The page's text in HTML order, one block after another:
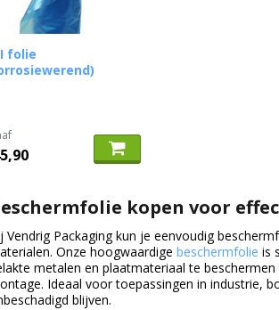
folie
kopen voor
Vendrig Packaging kun je eenvoudig
Onze hoogwaardige beschermfolie is
metalen en plaatmateriaal te
Ideaal voor toepassingen in industrie,
blijven.